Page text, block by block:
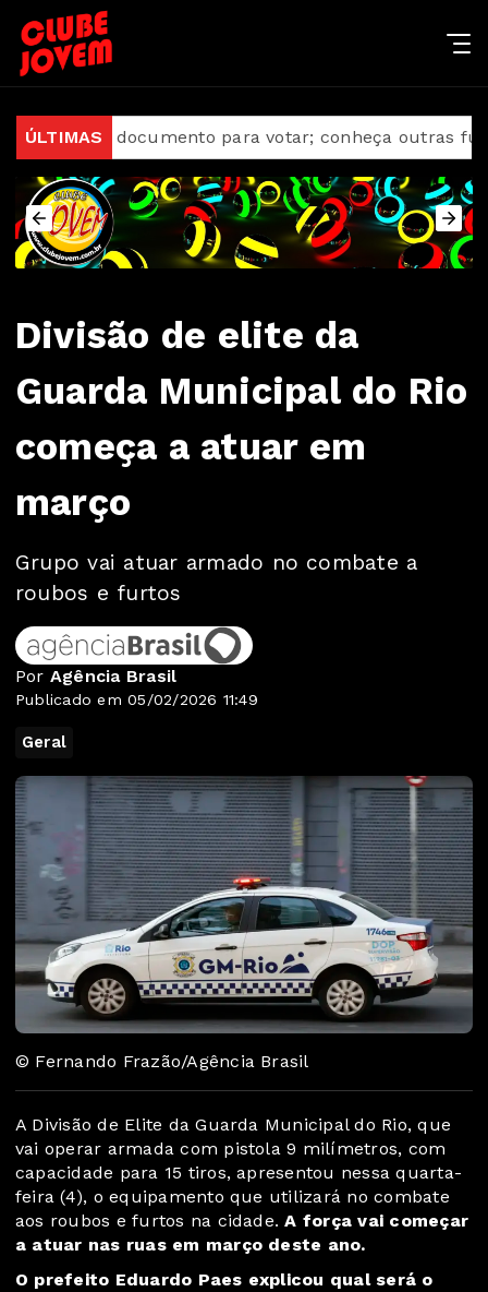
ÚLTIMAS
documento para votar; conheça outras funções
Divisão de elite da
Guarda Municipal do Rio
começa a atuar em
março
Grupo vai atuar armado no combate a
roubos e furtos
Por Agência Brasil
Publicado em 05/02/2026 11:49
Geral
© Fernando Frazão/Agência Brasil
A Divisão de Elite da Guarda Municipal do Rio, que
vai operar armada com pistola 9 milímetros, com
capacidade para 15 tiros, apresentou nessa quarta-
feira (4), o equipamento que utilizará no combate
aos roubos e furtos na cidade.A força vai começar
a atuar nas ruas em março deste ano.
O prefeito Eduardo Paes explicou qual será o